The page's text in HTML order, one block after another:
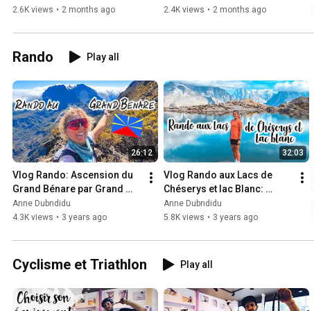
2.6K views • 2 months ago
4th!
2.4K views • 2 months ago
Rando Play all
26:12
Vlog Rando: Ascension du
Grand Bénare par Grand
Bord et retour par La
Glacière
Anne Dubndidu
4.3K views • 3 years ago
32:03
Vlog Rando aux Lacs de
Chéserys et lac Blanc:
Rencontres incroyables de
Bouquetins
Anne Dubndidu
5.8K views • 3 years ago
Cyclisme et Triathlon Play all